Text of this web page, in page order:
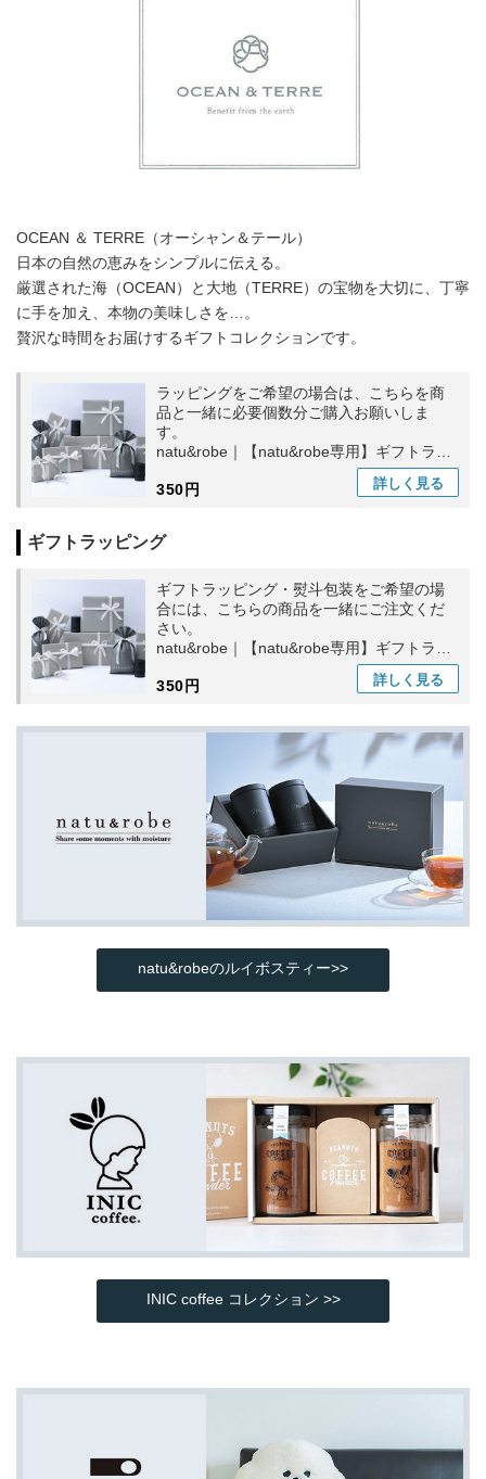
OCEAN ＆ TERRE（オーシャン＆テール）
日本の自然の恵みをシンプルに伝える。
厳選された海（OCEAN）と大地（TERRE）の宝物を大切に、丁寧
に手を加え、本物の美味しさを…。
贅沢な時間をお届けするギフトコレクションです。
ラッピングをご希望の場合は、こちらを商
品と一緒に必要個数分ご購入お願いしま
す。
natu&robe｜【natu&robe専用】ギフトラッ
350円
詳しく 見る
ギフトラッピング
ギフトラッピング・熨斗包装をご希望の場
合には、こちらの商品を一緒にご注文くだ
さい。
natu&robe｜【natu&robe専用】ギフトラッ
350円
詳しく 見る
natu&robeのルイボスティー>>
INIC coffee コレクション >>